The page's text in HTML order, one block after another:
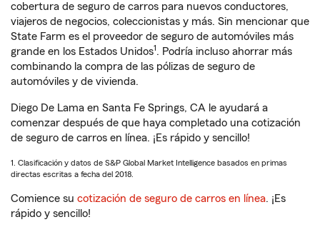
cobertura de seguro de carros para nuevos conductores,
viajeros de negocios, coleccionistas y más. Sin mencionar que
State Farm es el proveedor de seguro de automóviles más
grande en los Estados Unidos1. Podría incluso ahorrar más
combinando la compra de las pólizas de seguro de
automóviles y de vivienda.
Diego De Lama en Santa Fe Springs, CA le ayudará a
comenzar después de que haya completado una cotización
de seguro de carros en línea. ¡Es rápido y sencillo!
1. Clasificación y datos de S&P Global Market Intelligence basados en primas
directas escritas a fecha del 2018.
Comience su cotización de seguro de carros en línea. ¡Es
rápido y sencillo!